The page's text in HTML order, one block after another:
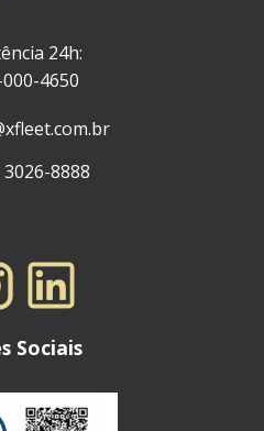
Sociais
24h:
4650
8888